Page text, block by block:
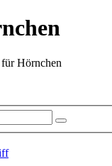
Hörnchen